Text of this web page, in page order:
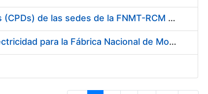
Conexión mediante Fibra Óptica de los Centros de Proceso de Datos (CPDs) de las sedes de la FNMT-RCM de Burgos y Madrid
Contratación de acuerdo marco para el Suministro de Material de Electricidad para la Fábrica Nacional de Moneda y Timbre-Real Casa de la Moneda en su centro de trabajo de Burgos